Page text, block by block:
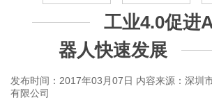
工业4.0促进
器人快速发展
发布时间：2017年03月07日 内容来源：深圳
有限公司